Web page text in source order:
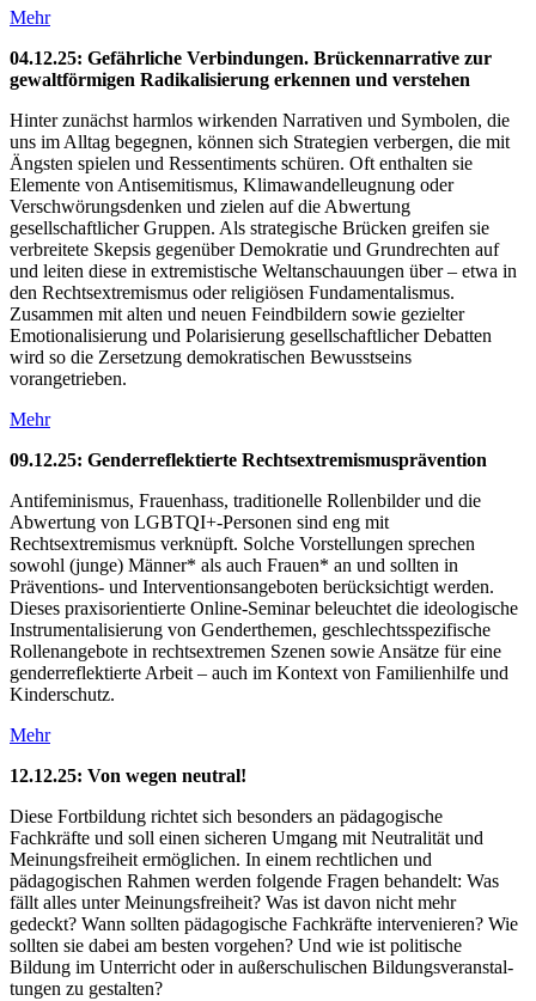
Mehr
04.12.25: Gefährliche Verbindungen. Brückennarrative zur
gewaltförmigen Radikalisierung erkennen und verstehen
Hinter zunächst harmlos wirkenden Narrativen und Symbolen, die
uns im Alltag begegnen, können sich Strategien verbergen, die mit
Ängsten spielen und Ressentiments schüren. Oft enthalten sie
Elemente von Antisemitismus, Klimawandelleugnung oder
Verschwörungsdenken und zielen auf die Abwertung
gesellschaftlicher Gruppen. Als strategische Brücken greifen sie
verbreitete Skepsis gegenüber Demokratie und Grundrechten auf
und leiten diese in extremistische Weltanschauungen über – etwa in
den Rechts­extremismus oder religiösen Fundamentalismus.
Zusammen mit alten und neuen Feindbildern sowie gezielter
Emotionalisierung und Polarisierung gesellschaftlicher Debatten
wird so die Zersetzung demokratischen Bewusstseins
vorangetrieben.
Mehr
09.12.25: Genderreflektierte Rechtsextremismusprävention
Antifeminismus, Frauenhass, traditionelle Rollenbilder und die
Abwertung von LGBTQI+-Personen sind eng mit
Rechtsextremismus verknüpft. Solche Vorstellungen sprechen
sowohl (junge) Männer* als auch Frauen* an und sollten in
Präventions- und Interventionsangeboten berücksichtigt werden.
Dieses praxisorientierte Online-Seminar beleuchtet die ideologische
Instrumentalisierung von Genderthemen, geschlechtsspezifische
Rollenangebote in rechtsextremen Szenen sowie Ansätze für eine
genderreflektierte Arbeit – auch im Kontext von Familienhilfe und
Kinderschutz.
Mehr
12.12.25: Von wegen neutral!
Diese Fortbildung richtet sich besonders an pädagogische
Fachkräfte und soll einen sicheren Umgang mit Neutralität und
Meinungsfreiheit ermöglichen. In einem rechtlichen und
pädagogischen Rahmen werden folgende Fragen behandelt: Was
fällt alles unter Meinungs­­freiheit? Was ist davon nicht mehr
gedeckt? Wann sollten päda­go­gische Fach­kräfte inter­venieren? Wie
sollten sie dabei am besten vorgehen? Und wie ist politische
Bildung im Unterricht oder in außer­­schulischen Bildungs­­veran­stal­
tungen zu gestalten?